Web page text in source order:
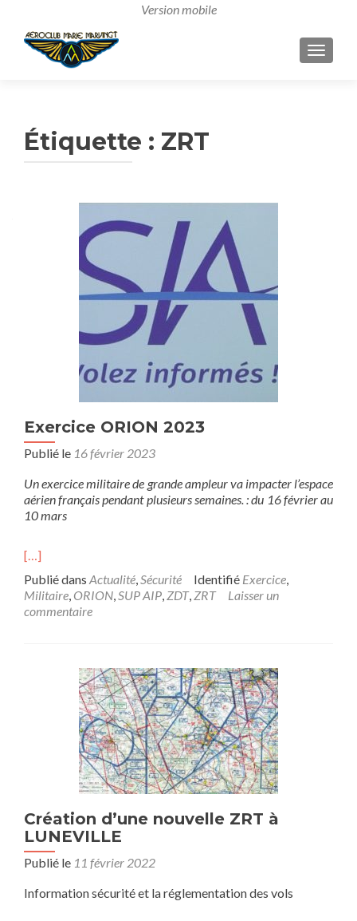
Étiquette : ZRT
Exercice ORION 2023
Publié le 16 février 2023
Un exercice militaire de grande ampleur va impacter l’espace
aérien français pendant plusieurs semaines. : du 16 février au
10 mars
[…]
Publié dans Actualité,Sécurité Identifié Exercice,
Militaire, ORION,SUP AIP, ZDT, ZRT
Laisser un
commentaire
Création d’une nouvelle ZRT à
LUNEVILLE
Publié le 11 février 2022
Information sécurité et la réglementation des vols